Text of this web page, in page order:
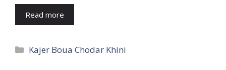
Read more
Categories
Kajer Boua Chodar Khini